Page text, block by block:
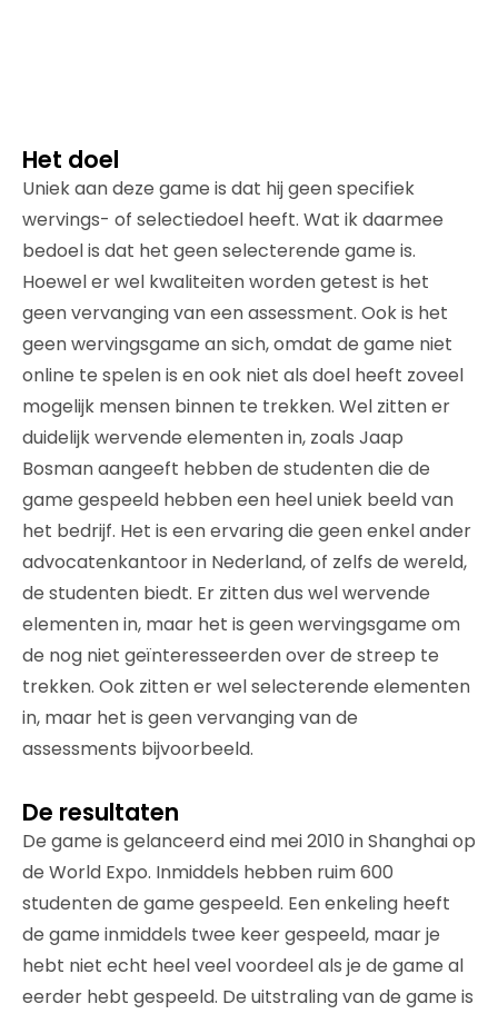
Het doel
Uniek aan deze game is dat hij geen specifiek
wervings- of selectiedoel heeft. Wat ik daarmee
bedoel is dat het geen selecterende game is.
Hoewel er wel kwaliteiten worden getest is het
geen vervanging van een assessment. Ook is het
geen wervingsgame an sich, omdat de game niet
online te spelen is en ook niet als doel heeft zoveel
mogelijk mensen binnen te trekken. Wel zitten er
duidelijk wervende elementen in, zoals Jaap
Bosman aangeeft hebben de studenten die de
game gespeeld hebben een heel uniek beeld van
het bedrijf. Het is een ervaring die geen enkel ander
advocatenkantoor in Nederland, of zelfs de wereld,
de studenten biedt. Er zitten dus wel wervende
elementen in, maar het is geen wervingsgame om
de nog niet geïnteresseerden over de streep te
trekken. Ook zitten er wel selecterende elementen
in, maar het is geen vervanging van de
assessments bijvoorbeeld.
De resultaten
De game is gelanceerd eind mei 2010 in Shanghai op
de World Expo. Inmiddels hebben ruim 600
studenten de game gespeeld. Een enkeling heeft
de game inmiddels twee keer gespeeld, maar je
hebt niet echt heel veel voordeel als je de game al
eerder hebt gespeeld. De uitstraling van de game is